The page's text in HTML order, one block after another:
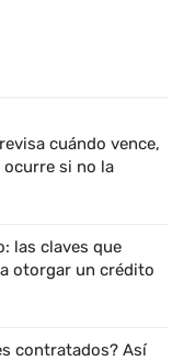
cuándo vence,
si no la
las claves que
otorgar un crédito
contratados? Así